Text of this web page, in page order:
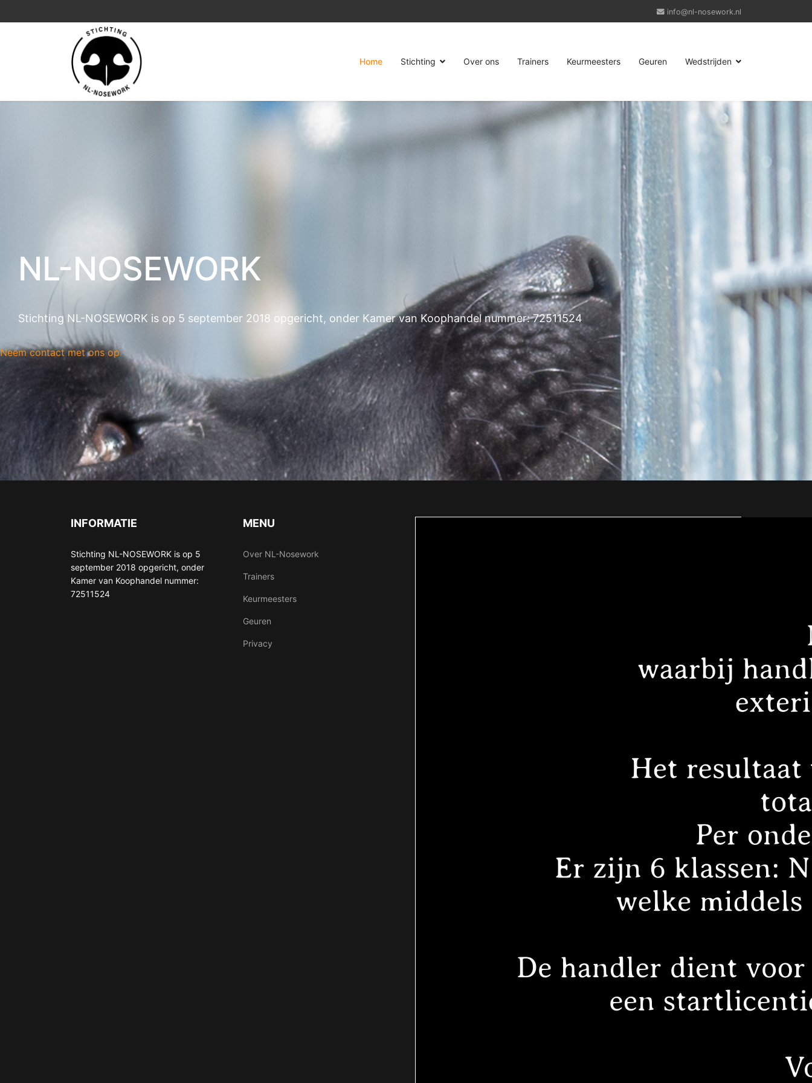
info@nl-nosework.nl
Home Stichting Over ons Trainers Keurmeesters Geuren Wedstrijden
NL-NOSEWORK
Stichting NL-NOSEWORK is op 5 september 2018 opgericht, onder Kamer van Koophandel nummer: 72511524
Neem contact met ons op
INFORMATIE
Stichting NL-NOSEWORK is op 5
september 2018 opgericht, onder
Kamer van Koophandel nummer:
72511524
MENU
Over NL-Nosework
Trainers
Keurmeesters
Geuren
Privacy